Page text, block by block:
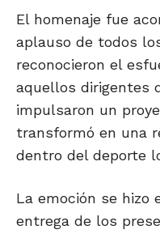
El homenaje fue
aplauso de todos
reconocieron el
aquellos dirigentes
impulsaron un
transformó en una
dentro del deporte
La emoción se hizo
entrega de los